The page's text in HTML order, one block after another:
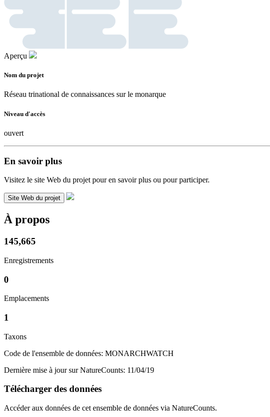
Aperçu
Nom du projet
Réseau trinational de connaissances sur le monarque
Niveau d'accès
ouvert
En savoir plus
Visitez le site Web du projet pour en savoir plus ou pour participer.
Site Web du projet
À propos
145,665
Enregistrements
0
Emplacements
1
Taxons
Code de l'ensemble de données: MONARCHWATCH
Dernière mise à jour sur NatureCounts: 11/04/19
Télécharger des données
Accéder aux données de cet ensemble de données via NatureCounts.